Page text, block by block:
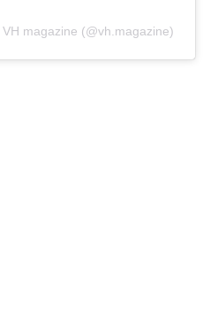
magazine (@vh.magazine)